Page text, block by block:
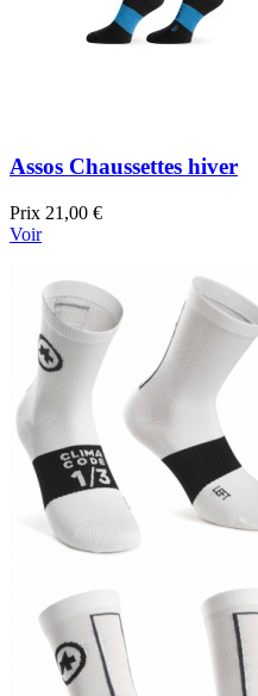
Assos Chaussettes hiver
Prix 21,00 €
Voir